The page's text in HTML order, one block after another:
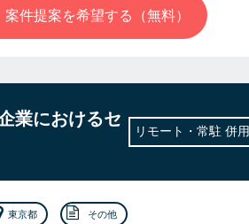
案件提案を希望する（無料）
業におけるセ
リモート・常駐 併用
東京都 その他